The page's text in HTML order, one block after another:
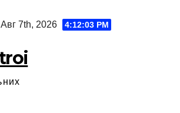
Авг 7th, 2026 4:12:04 PM